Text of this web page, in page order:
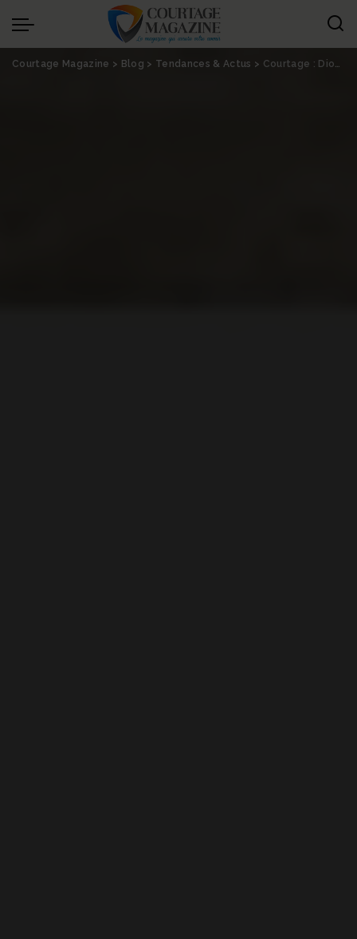
Panneau de gestion des cookies
Courtage Magazine > Blog > Tendances & Actus > Courtage : Diot-Siaci renforce ses fonctions corporate